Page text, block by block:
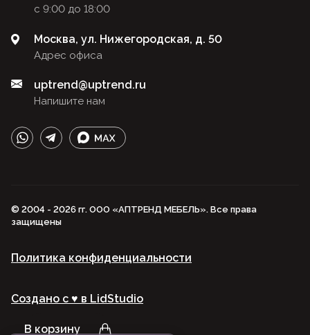
В корзину
с 9:00 до 18:00
Адрес офиса
Москва, ул. Нижегородская, д. 50
Напишите нам
uptrend@uptrend.ru
© 2004 - 2026 гг. ООО «АПТРЕНД МЕБЕЛЬ». Все права
защищены
Политика конфиденциальности
Создано с ♥️ в LidStudio